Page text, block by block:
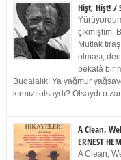
Hişt, Hişt! /
Mutlak
olması,
pekalâ bir
Budalalık! Ya yağmur
kırmızı olsaydı? Olsaydı o
A Clean,
ERNEST
A Clean,